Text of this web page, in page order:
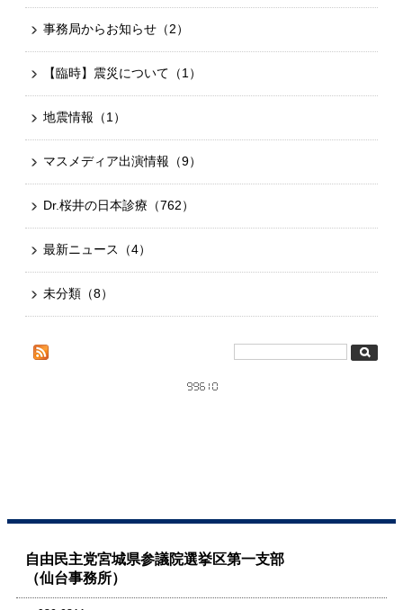
事務局からお知らせ （2）
【臨時】震災について （1）
地震情報 （1）
マスメディア出演情報 （9）
Dr.桜井の日本診療 （762）
最新ニュース （4）
未分類 （8）
自由民主党宮城県参議院選挙区第一支部
（仙台事務所）